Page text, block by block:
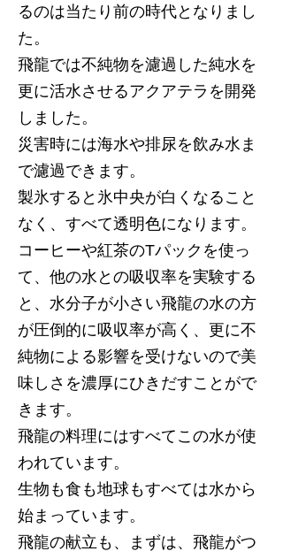
るのは当たり前の時代となりまし
た。
飛龍では不純物を濾過した純水を
更に活水させるアクアテラを開発
しました。
災害時には海水や排尿を飲み水ま
で濾過できます。
製氷すると氷中央が白くなること
なく、すべて透明色になります。
コーヒーや紅茶のTパックを使っ
て、他の水との吸収率を実験する
と、水分子が小さい飛龍の水の方
が圧倒的に吸収率が高く、更に不
純物による影響を受けないので美
味しさを濃厚にひきだすことがで
きます。
飛龍の料理にはすべてこの水が使
われています。
生物も食も地球もすべては水から
始まっています。
飛龍の献立も、まずは、飛龍がつ